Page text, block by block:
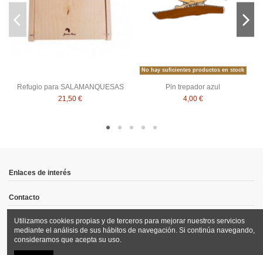
Refugio para SALAMANQUESAS
21,50 €
No hay suficientes productos en stock
Pin trepador azul
4,00 €
Enlaces de interés
Contacto
Síguenos
Utilizamos cookies propias y de terceros para mejorar nuestros servicios
mediante el análisis de sus hábitos de navegación. Si continúa navegando,
consideramos que acepta su uso.